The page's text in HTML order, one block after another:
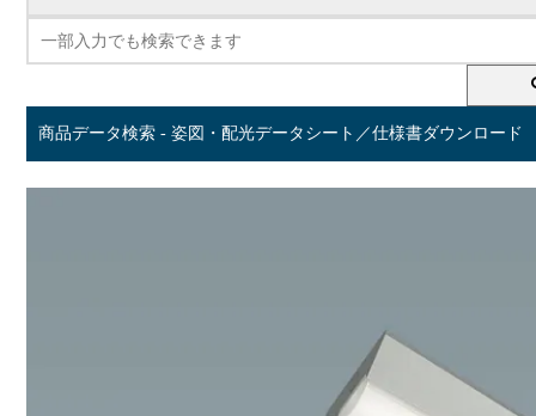
商品データ検索 - 姿図・配光データシート／仕様書ダウンロード